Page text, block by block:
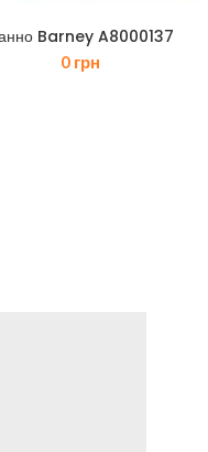
ДОДАТИ В КОШИК
Barney A8000137
0 грн